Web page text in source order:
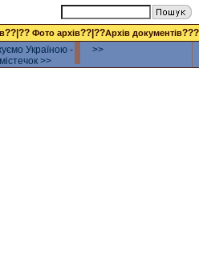
??|?? Фото архів??|??Архів документів???
Україною -
>>
>>